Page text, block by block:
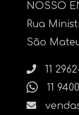
NOSSO
Rua
São
11
11